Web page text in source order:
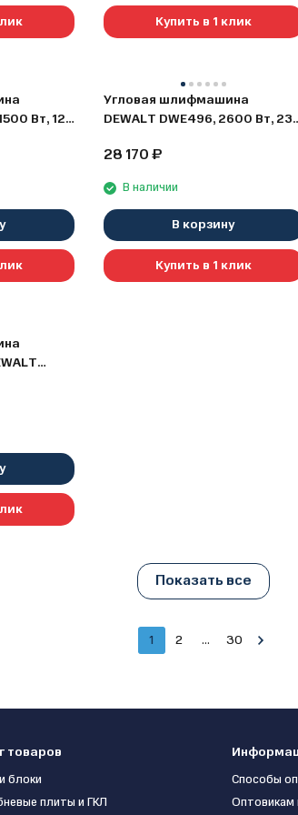
Купить в 1 клик
Вт, 125
Угловая шлифмашина
DEWALT DWE496, 2600 Вт,
28 170₽
В наличии
В корзину
Купить в 1 клик
в кейсе
Показать все
1 2 ... 30
товаров
блоки
плиты и ГКЛ
Способы
Оптовикам